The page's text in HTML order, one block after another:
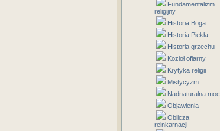
Fundamentalizm
religijny
Historia Boga
Historia Piekła
Historia grzechu
Kozioł ofiarny
Krytyka religii
Mistycyzm
Nadnaturalna moc
Objawienia
Oblicza
reinkarnacji